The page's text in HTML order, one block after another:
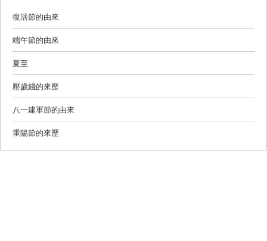
復活節的由來
端午節的由來
夏至
壓歲錢的來歷
八一建軍節的由來
重陽節的來歷